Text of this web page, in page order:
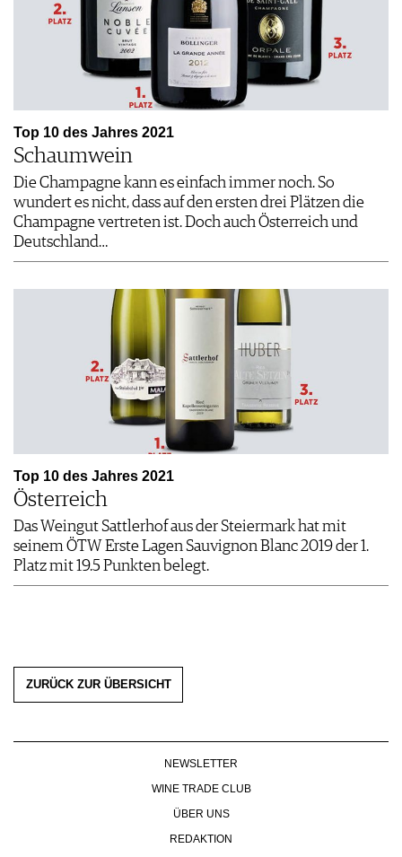
Top 10 des Jahres 2021
Schaumwein
Die Champagne kann es einfach immer noch. So
wundert es nicht, dass auf den ersten drei Plätzen die
Champagne vertreten ist. Doch auch Österreich und
Deutschland…
Top 10 des Jahres 2021
Österreich
Das Weingut Sattlerhof aus der Steiermark hat mit
seinem ÖTW Erste Lagen Sauvignon Blanc 2019 der 1.
Platz mit 19.5 Punkten belegt.
ZURÜCK ZUR ÜBERSICHT
NEWSLETTER
WINE TRADE CLUB
ÜBER UNS
REDAKTION